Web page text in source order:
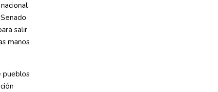
salir
manos
pueblos